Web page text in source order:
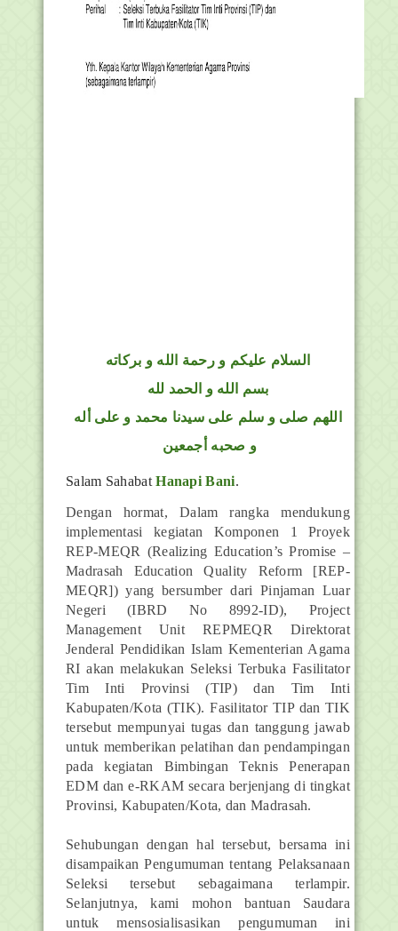
السلام عليكم و رحمة الله و بركاته
بسم الله و الحمد لله
اللهم صلى و سلم على سيدنا محمد و على أله
و صحبه أجمعين
Salam SahabatHanapi Bani.
Dengan hormat, Dalam rangka mendukung
implementasi kegiatan Komponen 1 Proyek
REP-MEQR (Realizing Education’s Promise –
Madrasah Education Quality Reform [REP-
MEQR]) yang bersumber dari Pinjaman Luar
Negeri (IBRD No 8992-ID), Project
Management Unit REPMEQR Direktorat
Jenderal Pendidikan Islam Kementerian Agama
RI akan melakukan Seleksi Terbuka Fasilitator
Tim Inti Provinsi (TIP) dan Tim Inti
Kabupaten/Kota (TIK). Fasilitator TIP dan TIK
tersebut mempunyai tugas dan tanggung jawab
untuk memberikan pelatihan dan pendampingan
pada kegiatan Bimbingan Teknis Penerapan
EDM dan e-RKAM secara berjenjang di tingkat
Provinsi, Kabupaten/Kota, dan Madrasah.
Sehubungan dengan hal tersebut, bersama ini
disampaikan Pengumuman tentang Pelaksanaan
Seleksi tersebut sebagaimana terlampir.
Selanjutnya, kami mohon bantuan Saudara
untuk mensosialisasikan pengumuman ini